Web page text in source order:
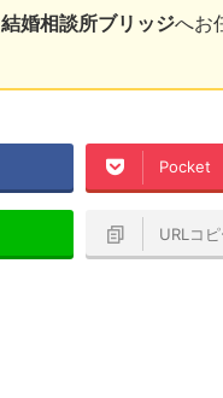
結婚相談所ブリッジへお
Pocket
URLコ